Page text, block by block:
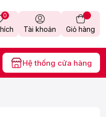
0
Tài khoản Giỏ hàng
Hệ thống cửa hàng